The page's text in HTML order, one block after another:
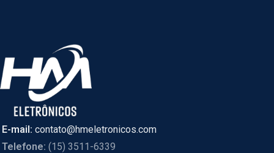
E-mail: contato@hmeletronicos.com
Telefone: (15) 3511-6339